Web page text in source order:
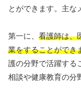
とができます。主な
第一に、 看護師は、
業をすることができ
護の分野で活躍する
相談や健康教育の分